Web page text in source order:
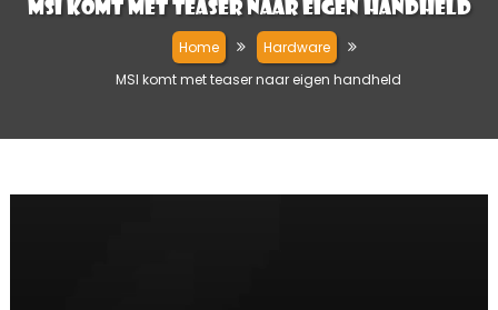
MSI komt met teaser naar eigen handheld
Home
Hardware
MSI komt met teaser naar eigen handheld